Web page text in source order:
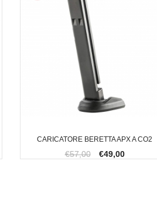
CARICATORE BERETTA APX A CO2
€57,00 €49,00